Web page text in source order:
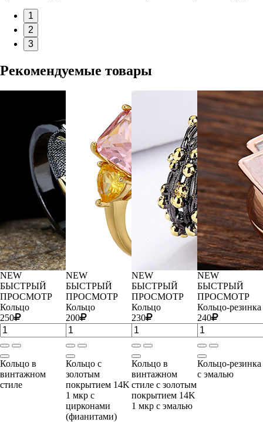
1
2
3
Рекомендуемые товары
NEW
БЫСТРЫЙ
ПРОСМОТР
Кольцо
250
Кольцо в
винтажном
стиле
NEW
БЫСТРЫЙ
ПРОСМОТР
Кольцо
200
Кольцо с
золотым
покрытием 14K
1 мкр с
цирконами
(фианитами)
NEW
БЫСТРЫЙ
ПРОСМОТР
Кольцо
230
Кольцо в
винтажном
стиле с золотым
покрытием 14K
1 мкр с эмалью
NEW
БЫСТРЫЙ
ПРОСМОТР
Кольцо-резинка
240
Кольцо-резинка
с эмалью